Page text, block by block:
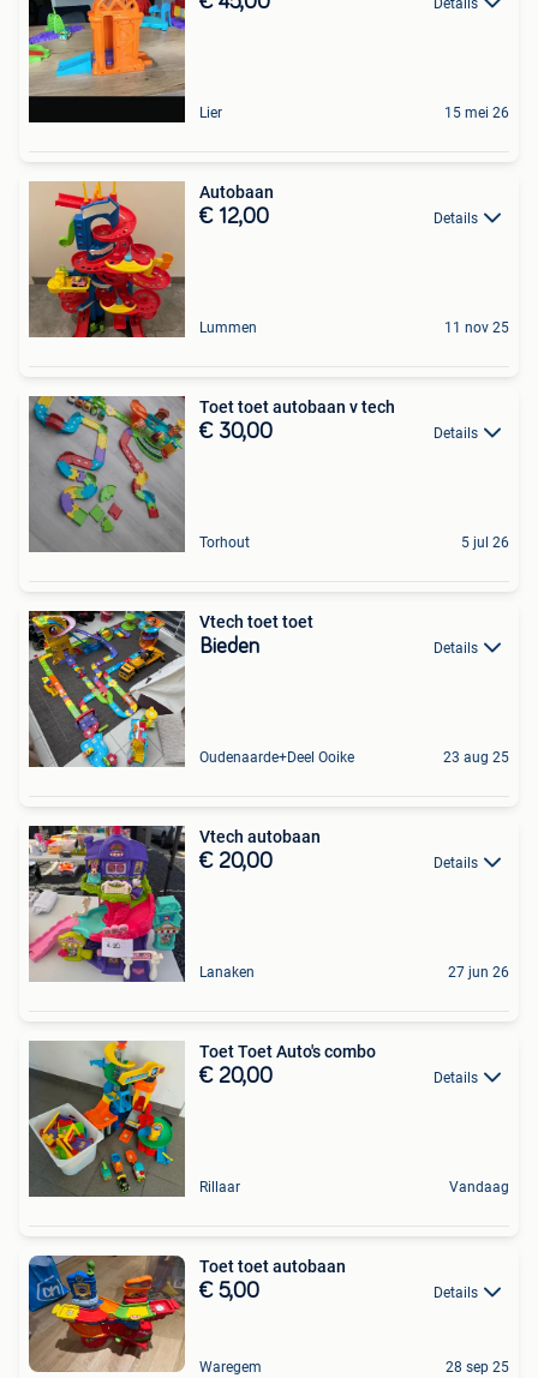
Lier 15 mei 26
Autobaan
€ 12,00 Details
Lummen 11 nov 25
Toet toet autobaan v tech
€ 30,00 Details
Torhout 5 jul 26
Vtech toet toet
Bieden Details
Oudenaarde+Deel Ooike 23 aug 25
Vtech autobaan
€ 20,00 Details
Lanaken 27 jun 26
Toet Toet Auto's combo
€ 20,00 Details
Rillaar Vandaag
Toet toet autobaan
€ 5,00 Details
Waregem 28 sep 25